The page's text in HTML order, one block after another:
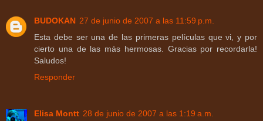
BUDOKAN 27 de junio de 2007 a las 11:59 p.m.
Esta debe ser una de las primeras películas que vi, y por
cierto una de las más hermosas. Gracias por recordarla!
Saludos!
Responder
Elisa Montt 28 de junio de 2007 a las 1:19 a.m.